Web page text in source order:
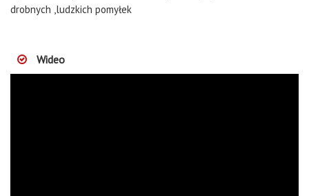
drobnych ,ludzkich pomyłek
Wideo